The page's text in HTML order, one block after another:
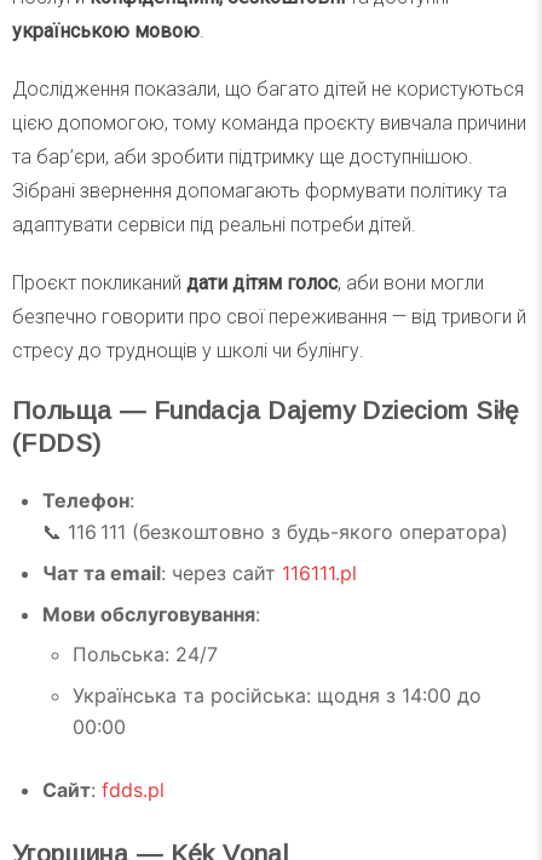
українською мовою.
Дослідження показали, що багато дітей не користуються
цією допомогою, тому команда проєкту вивчала причини
та бар’єри, аби зробити підтримку ще доступнішою.
Зібрані звернення допомагають формувати політику та
адаптувати сервіси під реальні потреби дітей.
Проєкт покликаний дати дітям голос, аби вони могли
безпечно говорити про свої переживання — від тривоги й
стресу до труднощів у школі чи булінгу.
Польща — Fundacja Dajemy Dzieciom Siłę
(FDDS)
Телефон:
📞 116 111 (безкоштовно з будь-якого оператора)
Чат та email: через сайт 116111.pl
Мови обслуговування:
Польська: 24/7
Українська та російська: щодня з 14:00 до
00:00
Сайт: fdds.pl
Угорщина — Kék Vonal